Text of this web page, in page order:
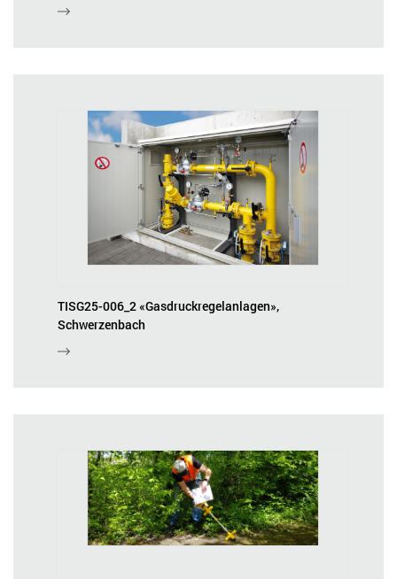
TISG25-006_2 «Gasdruckregelanlagen»,
Schwerzenbach